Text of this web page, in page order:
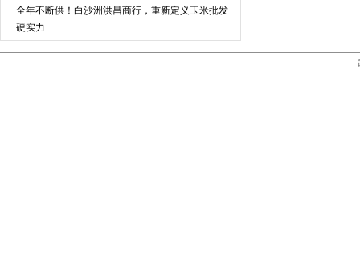
·
全年不断供！白沙洲洪昌商行，重新定义玉米批发
硬实力